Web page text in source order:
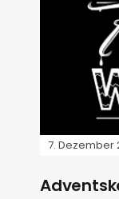
7. Dezember